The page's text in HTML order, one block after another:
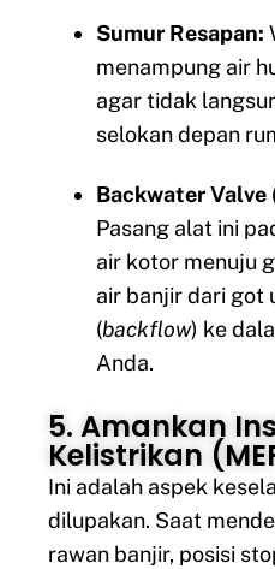
Sumur Resapan:
menampung air
agar tidak
selokan depan
Backwater
Pasang alat ini
air kotor menuju
air banjir dari got
(backflow) ke
Anda.
5. Amankan
Kelistrikan
Ini adalah aspek
dilupakan. Saat
rawan banjir, posisi